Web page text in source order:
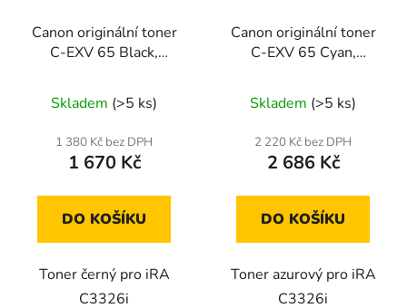
Canon originální toner
C-EXV 65 Black,
Skladem (>5 ks)
1 380 Kč bez DPH
1 670 Kč
DO KOŠÍKU
Toner černý pro iRA
C3326i
Canon originální toner
C-EXV 65 Cyan,
Skladem (>5 ks)
2 220 Kč bez DPH
2 686 Kč
DO KOŠÍKU
Toner azurový pro iRA
C3326i